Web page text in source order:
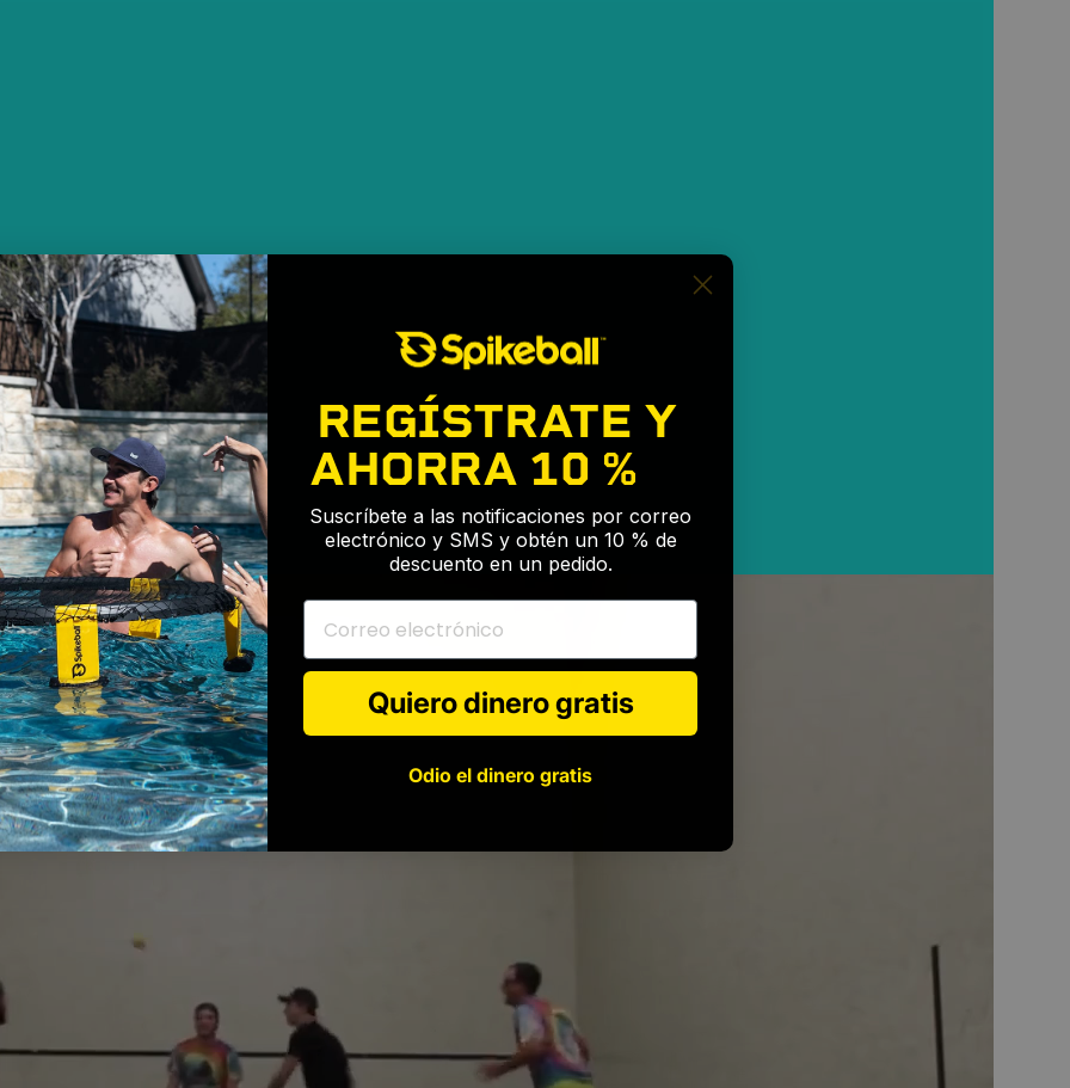
REGÍSTRATE Y
AHORRA 10 %
Suscríbete a las notificaciones por correo
electrónico y SMS y obtén un 10 % de
descuento en un pedido.
Correo electrónico
Quiero dinero gratis
Odio el dinero gratis